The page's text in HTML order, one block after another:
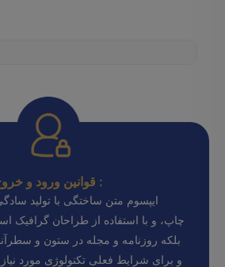
قوانین ورود و خروج :
ایپسوم متن ساختگی با تولید
چاپ، و با استفاده از طراحان گرافیک
بلکه روزنامه و مجله در ستون و
و برای شرایط فعلی تکنولوژی مورد